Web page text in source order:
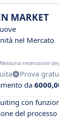
MARKET
nel Mercato
Nessuna recensione
Prova
da
con
del